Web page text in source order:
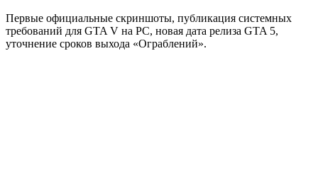
Первые официальные скриншоты, публикация системных
требований для GTA V на PC, новая дата релиза GTA 5,
уточнение сроков выхода «Ограблений».